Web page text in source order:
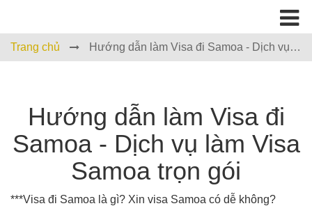
Trang chủ Hướng dẫn làm Visa đi Samoa - Dịch vụ
Hướng dẫn làm Visa đi
Samoa - Dịch vụ làm Visa
Samoa trọn gói
***Visa đi Samoa là gì? Xin visa Samoa có dễ không?